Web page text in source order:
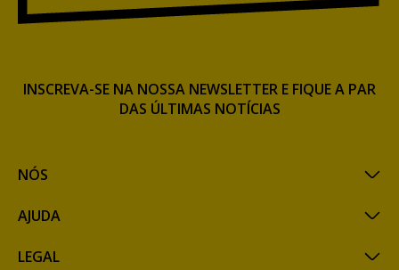
NÓS
AJUDA
LEGAL
INSCREVA-SE NA NOSSA NEWSLETTER E FIQUE A PAR
DAS ÚLTIMAS NOTÍCIAS